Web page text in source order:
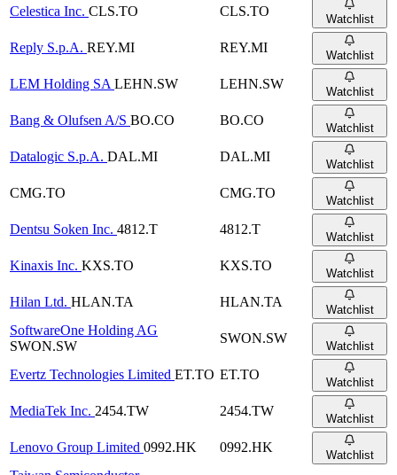
Celestica Inc. CLS.TO CLS.TO
Watchlist
Reply S.p.A. REY.MI REY.MI
Watchlist
LEM Holding SA LEHN.SW LEHN.SW
Watchlist
Bang & Olufsen A/S BO.CO BO.CO
Watchlist
Datalogic S.p.A. DAL.MI DAL.MI
Watchlist
CMG.TO CMG.TO
Watchlist
Dentsu Soken Inc. 4812.T 4812.T
Watchlist
Kinaxis Inc. KXS.TO KXS.TO
Watchlist
Hilan Ltd. HLAN.TA HLAN.TA
Watchlist
SoftwareOne Holding AG
SWON.SW
SWON.SW
Watchlist
Evertz Technologies Limited ET.TO ET.TO
Watchlist
MediaTek Inc. 2454.TW 2454.TW
Watchlist
Lenovo Group Limited 0992.HK 0992.HK
Watchlist